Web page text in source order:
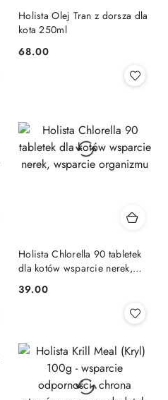
Holista Olej Tran z dorsza dla
kota 250ml
Cena:
68.00
Holista Chlorella 90 tabletek
dla kotów wsparcie nerek,
Cena:
39.00